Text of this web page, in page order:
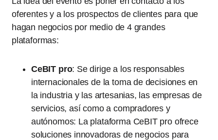
oferentes y a los prospectos de clientes para que
hagan negocios por medio de 4 grandes
plataformas:
CeBIT pro: Se dirige a los responsables
internacionales de la toma de decisiones en
la industria y las artesanias, las empresas de
servicios, así como a compradores y
autónomos: La plataforma CeBIT pro ofrece
soluciones innovadoras de negocios para